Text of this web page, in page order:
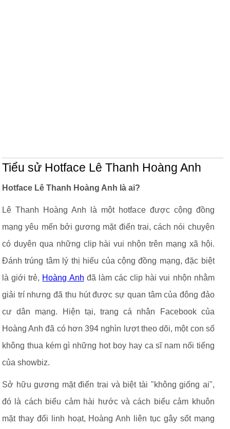
Tiểu sử Hotface Lê Thanh Hoàng Anh
Hotface Lê Thanh Hoàng Anh là ai?
Lê Thanh Hoàng Anh là một hotface được cộng đồng
mạng yêu mến bởi gương mặt điển trai, cách nói chuyện
có duyên qua những clip hài vui nhộn trên mạng xã hội.
Đánh trúng tâm lý thị hiếu của cộng đồng mạng, đặc biệt
là giới trẻ, Hoàng Anh đã làm các clip hài vui nhộn nhằm
giải trí nhưng đã thu hút được sự quan tâm của đông đảo
cư dân mạng. Hiện tại, trang cá nhân Facebook của
Hoàng Anh đã có hơn 394 nghìn lượt theo dõi, một con số
không thua kém gì những hot boy hay ca sĩ nam nổi tiếng
của showbiz.
Sở hữu gương mặt điển trai và biệt tài "không giống ai",
đó là cách biểu cảm hài hước và cách biểu cảm khuôn
mặt thay đổi linh hoạt, Hoàng Anh liên tục gây sốt mạng